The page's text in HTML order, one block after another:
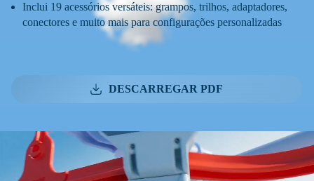
Inclui 19 acessórios versáteis: grampos, trilhos, adaptadores,
conectores e muito mais para configurações personalizadas
DESCARREGAR PDF